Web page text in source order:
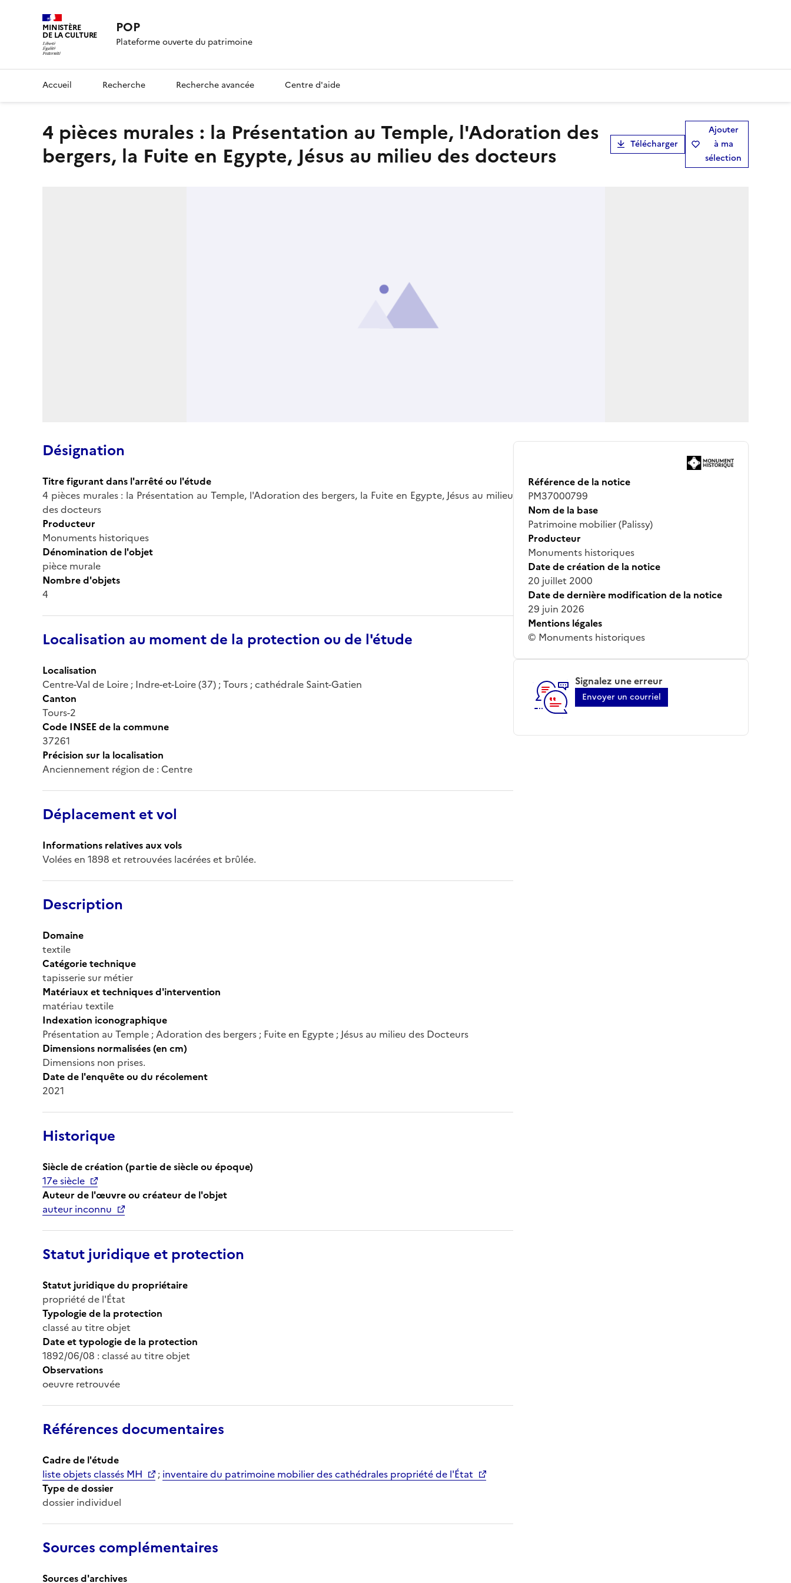
MINISTÈRE
DE LA CULTURE POP
Plateforme ouverte du patrimoine
Accueil Recherche Recherche avancée Centre d'aide
4 pièces murales : la Présentation au Temple, l'Adoration des
bergers, la Fuite en Egypte, Jésus au milieu des docteurs
Télécharger
Ajouter
à ma
sélection
Désignation
Titre figurant dans l'arrêté ou l'étude
4 pièces murales : la Présentation au Temple, l'Adoration des bergers, la Fuite en Egypte, Jésus au milieu
des docteurs
Producteur
Monuments historiques
Dénomination de l'objet
pièce murale
Nombre d'objets
4
Localisation au moment de la protection ou de l'étude
Localisation
Centre-Val de Loire ; Indre-et-Loire (37) ; Tours ; cathédrale Saint-Gatien
Canton
Tours-2
Code INSEE de la commune
37261
Précision sur la localisation
Anciennement région de : Centre
Déplacement et vol
Informations relatives aux vols
Volées en 1898 et retrouvées lacérées et brûlée.
Description
Domaine
textile
Catégorie technique
tapisserie sur métier
Matériaux et techniques d'intervention
matériau textile
Indexation iconographique
Présentation au Temple ; Adoration des bergers ; Fuite en Egypte ; Jésus au milieu des Docteurs
Dimensions normalisées (en cm)
Dimensions non prises.
Date de l'enquête ou du récolement
2021
Historique
Siècle de création (partie de siècle ou époque)
17e siècle
Auteur de l'œuvre ou créateur de l'objet
auteur inconnu
Statut juridique et protection
Statut juridique du propriétaire
propriété de l'État
Typologie de la protection
classé au titre objet
Date et typologie de la protection
1892/06/08 : classé au titre objet
Observations
oeuvre retrouvée
Références documentaires
Cadre de l'étude
liste objets classés MH
; inventaire du patrimoine mobilier des cathédrales propriété de l'État
Type de dossier
dossier individuel
Sources complémentaires
Sources d'archives
Référence de la notice
PM37000799
Nom de la base
Patrimoine mobilier (Palissy)
Producteur
Monuments historiques
Date de création de la notice
20 juillet 2000
Date de dernière modification de la notice
29 juin 2026
Mentions légales
© Monuments historiques
Signalez une erreur
Envoyer un courriel